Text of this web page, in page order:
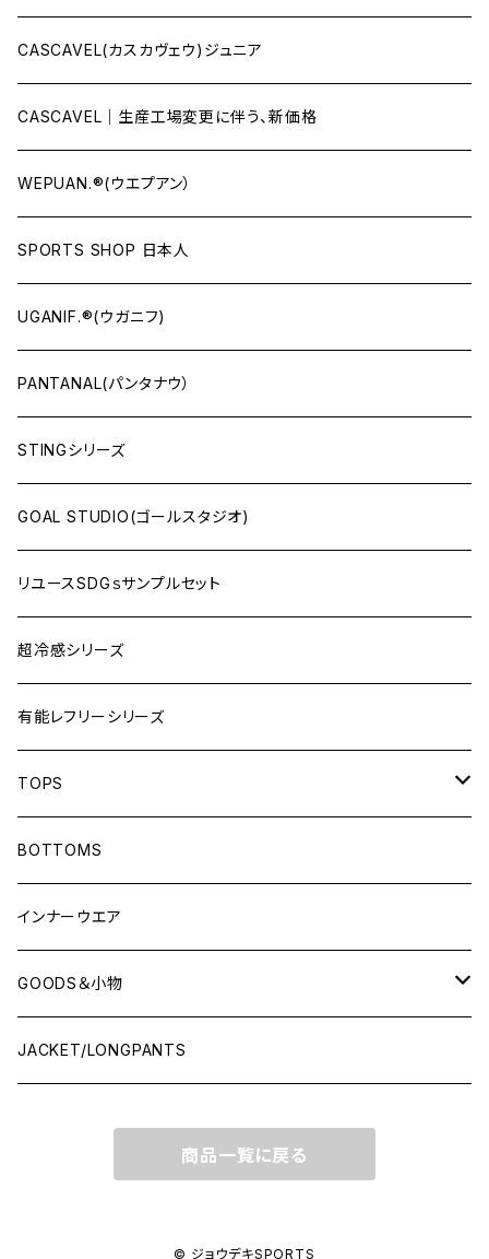
CASCAVEL(カスカヴェウ)ジュニア
CASCAVEL｜生産工場変更に伴う、新価格
WEPUAN.®(ウエプアン）
SPORTS SHOP 日本人
UGANIF.®(ウガニフ)
PANTANAL(パンタナウ）
STINGシリーズ
GOAL STUDIO(ゴールスタジオ)
リユースSDGｓサンプルセット
超冷感シリーズ
有能レフリーシリーズ
TOPS
LONG-SLEEVEプラシャツ
SHORT-SLEEVEプラシャツ
NO-SLEEVE
Tシャツ(オフコート)
BOTTOMS
インナーウエア
GOODS＆小物
シューズ袋
JACKET/LONGPANTS
商品一覧に戻る
© ジョウデキSPORTS